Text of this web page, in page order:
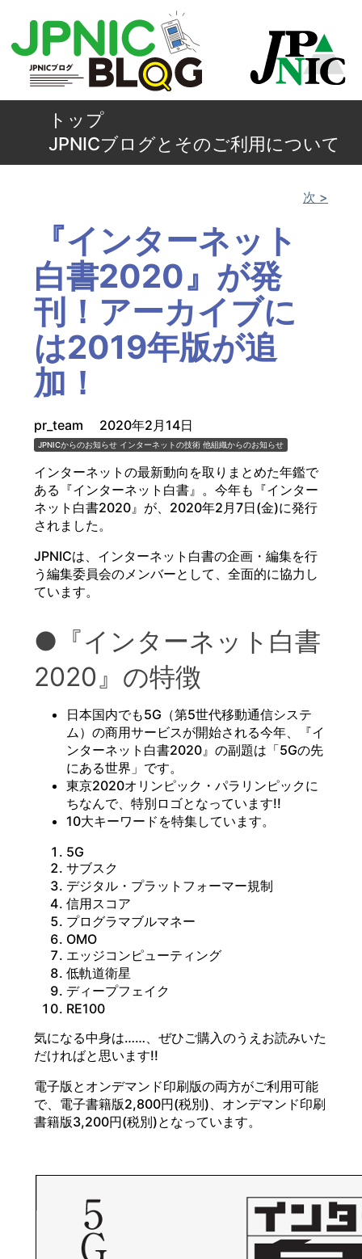
トップ
JPNICブログとそのご利用について
次 >
『インターネット
白書2020』が発
刊！アーカイブに
は2019年版が追
加！
pr_team 2020年2月14日
JPNICからのお知らせ インターネットの技術 他組織からのお知らせ
インターネットの最新動向を取りまとめた年鑑で
ある『インターネット白書』。今年も『インター
ネット白書2020』が、2020年2月7日(金)に発行
されました。
JPNICは、インターネット白書の企画・編集を行
う編集委員会のメンバーとして、全面的に協力し
ています。
●『インターネット白書
2020』の特徴
日本国内でも5G（第5世代移動通信システ
ム）の商用サービスが開始される今年、『イ
ンターネット白書2020』の副題は「5Gの先
にある世界」です。
東京2020オリンピック・パラリンピックに
ちなんで、特別ロゴとなっています!!
10大キーワードを特集しています。
5G
サブスク
デジタル・プラットフォーマー規制
信用スコア
プログラマブルマネー
OMO
エッジコンピューティング
低軌道衛星
ディープフェイク
RE100
気になる中身は……、ぜひご購入のうえお読みいた
だければと思います!!
電子版とオンデマンド印刷版の両方がご利用可能
で、電子書籍版2,800円(税別)、オンデマンド印刷
書籍版3,200円(税別)となっています。